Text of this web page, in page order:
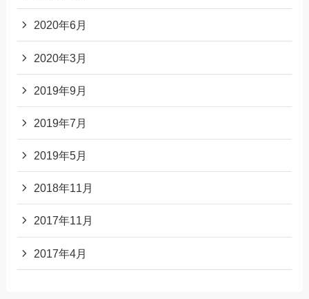
2020年6月
2020年3月
2019年9月
2019年7月
2019年5月
2018年11月
2017年11月
2017年4月